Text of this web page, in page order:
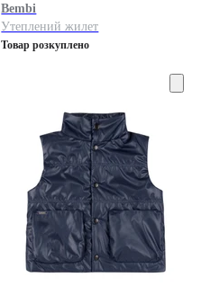
Bembi
Утеплений жилет
Товар розкуплено